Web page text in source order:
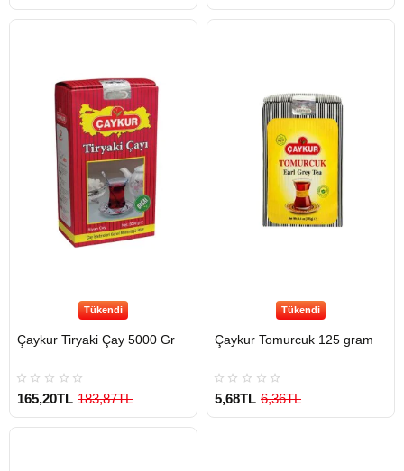
Tükendi
Çaykur Tiryaki Çay 5000 Gr
165,20TL 183,87TL
Tükendi
Çaykur Tomurcuk 125 gram
5,68TL 6,36TL